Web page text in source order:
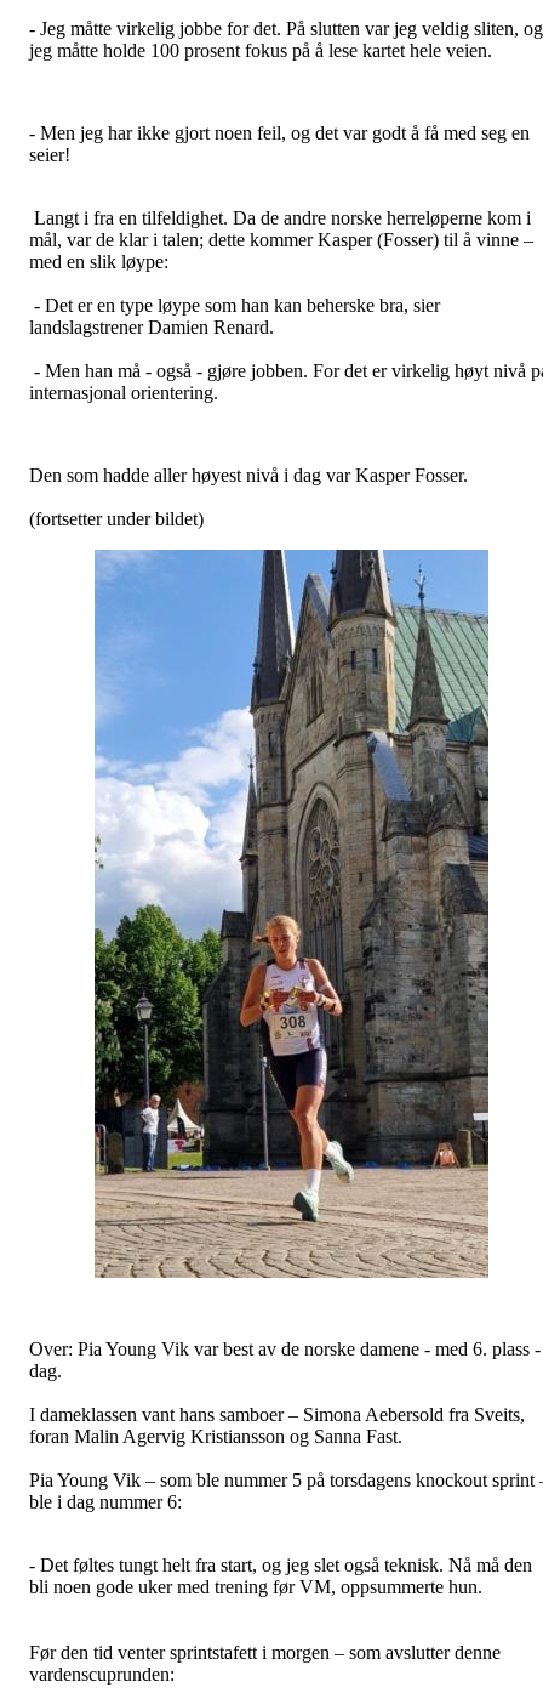
- Jeg måtte virkelig jobbe for det. På slutten var jeg veldig sliten, og
jeg måtte holde 100 prosent fokus på å lese kartet hele veien.
- Men jeg har ikke gjort noen feil, og det var godt å få med seg en
seier!
Langt i fra en tilfeldighet. Da de andre norske herreløperne kom i
mål, var de klar i talen; dette kommer Kasper (Fosser) til å vinne –
med en slik løype:
- Det er en type løype som han kan beherske bra, sier
landslagstrener Damien Renard.
- Men han må - også - gjøre jobben. For det er virkelig høyt nivå
internasjonal orientering.
Den som hadde aller høyest nivå i dag var Kasper Fosser.
(fortsetter under bildet)
Over: Pia Young Vik var best av de norske damene - med 6. plass
dag.
I dameklassen vant hans samboer – Simona Aebersold fra Sveits,
foran Malin Agervig Kristiansson og Sanna Fast.
Pia Young Vik – som ble nummer 5 på torsdagens knockout sprint
ble i dag nummer 6:
- Det føltes tungt helt fra start, og jeg slet også teknisk. Nå må den
bli noen gode uker med trening før VM, oppsummerte hun.
Før den tid venter sprintstafett i morgen – som avslutter denne
vardenscuprunden: